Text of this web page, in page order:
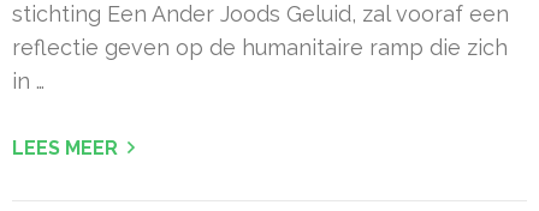
stichting Een Ander Joods Geluid, zal vooraf een
reflectie geven op de humanitaire ramp die zich
in …
LEES MEER